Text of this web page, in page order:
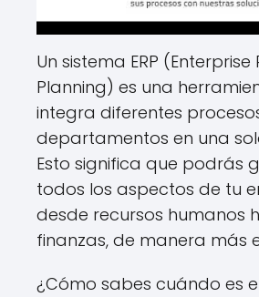
Un sistema ERP (Enterprise
Planning) es una
integra diferentes
departamentos en una
Esto significa que podrás
todos los aspectos de tu
desde recursos humanos
finanzas, de manera más
¿Cómo sabes cuándo es